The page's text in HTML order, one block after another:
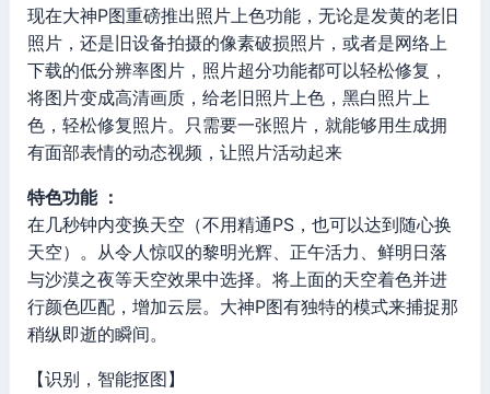
现在大神P图重磅推出照片上色功能，无论是发黄的老旧
照片，还是旧设备拍摄的像素破损照片，或者是网络上
下载的低分辨率图片，照片超分功能都可以轻松修复，
将图片变成高清画质，给老旧照片上色，黑白照片上
色，轻松修复照片。只需要一张照片，就能够用生成拥
有面部表情的动态视频，让照片活动起来
特色功能 ：
在几秒钟内变换天空（不用精通PS，也可以达到随心换
天空）。从令人惊叹的黎明光辉、正午活力、鲜明日落
与沙漠之夜等天空效果中选择。将上面的天空着色并进
行颜色匹配，增加云层。大神P图有独特的模式来捕捉那
稍纵即逝的瞬间。
【识别，智能抠图】